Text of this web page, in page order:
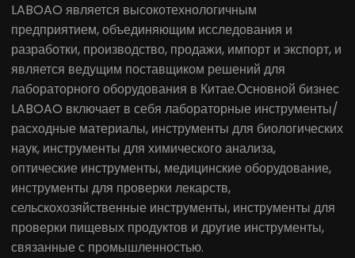
LABOAO является высокотехнологичным
предприятием, объединяющим исследования и
разработки, производство, продажи, импорт и экспорт, и
является ведущим поставщиком решений для
лабораторного оборудования в Китае.Основной бизнес
LABOAO включает в себя лабораторные инструменты/
расходные материалы, инструменты для биологических
наук, инструменты для химического анализа,
оптические инструменты, медицинские оборудование,
инструменты для проверки лекарств,
сельскохозяйственные инструменты, инструменты для
проверки пищевых продуктов и другие инструменты,
связанные с промышленностью.